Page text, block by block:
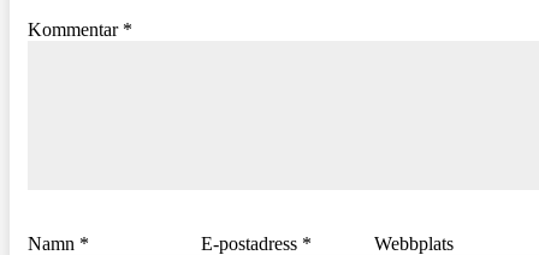
Kommentar *
Namn * E-postadress * Webbplats